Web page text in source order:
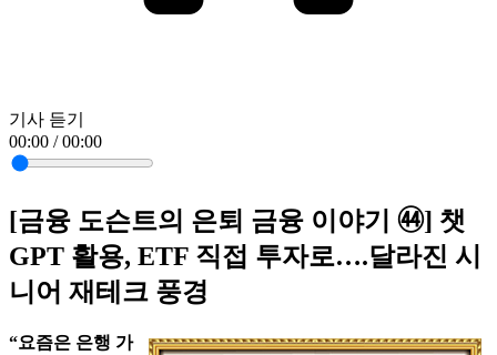
기사 듣기
00:00 / 00:00
[금융 도슨트의 은퇴 금융 이야기 ㊹] 챗
GPT 활용, ETF 직접 투자로….달라진 시
니어 재테크 풍경
“요즘은 은행 가